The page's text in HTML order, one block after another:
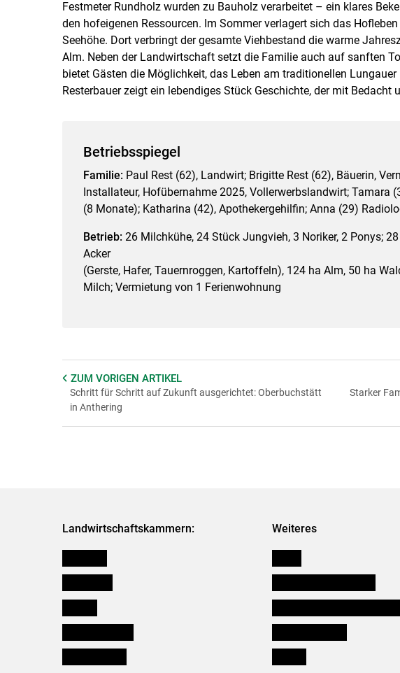
Festmeter Rundholz wurden zu Bauholz verarbeitet – ein klares
den hofeigenen Ressourcen. Im Sommer verlagert sich das
Seehöhe. Dort verbringt der gesamte Viehbestand die warme
Alm. Neben der Landwirtschaft setzt die Familie auch auf sanften
bietet Gästen die Möglichkeit, das Leben am traditionellen
Resterbauer zeigt ein lebendiges Stück Geschichte, der mit
Betriebsspiegel
Familie: Paul Rest (62), Landwirt; Brigitte Rest (62), Bäuerin,
Installateur, Hofübernahme 2025, Vollerwerbslandwirt; Tamara
(8 Monate); Katharina (42), Apothekergehilfin; Anna (29)
Betrieb: 26 Milchkühe, 24 Stück Jungvieh, 3 Noriker, 2 Ponys;
Acker
(Gerste, Hafer, Tauernroggen, Kartoffeln), 124 ha Alm, 50 ha
Milch; Vermietung von 1 Ferienwohnung
ZUM VORIGEN ARTIKEL
Schritt für Schritt auf Zukunft ausgerichtet: Oberbuchstätt
in Anthering
Starker
Landwirtschaftskammern: Weiteres